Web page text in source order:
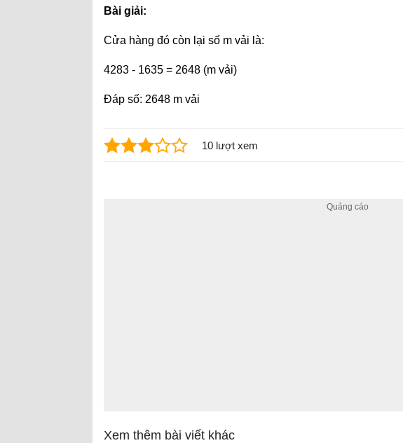
Bài giải:
Cửa hàng đó còn lại số m vải là:
4283 - 1635 = 2648 (m vải)
Đáp số: 2648 m vải
10 lượt xem
Xem thêm bài viết khác